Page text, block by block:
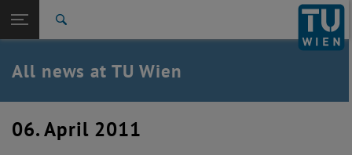
TU Login
Quicklinks
Toggle quicklinks menu
Studies
Career
Back: list subpages of parent page TU Wien Homepage
Back to:
TU Wien Homepage
All news at TU Wien
06. April 2011